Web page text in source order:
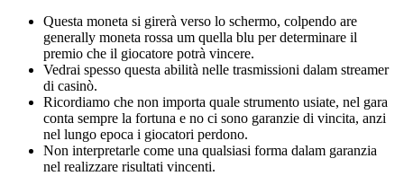
Questa moneta si girerà verso lo schermo, colpendo are
generally moneta rossa um quella blu per determinare il
premio che il giocatore potrà vincere.
Vedrai spesso questa abilità nelle trasmissioni dalam streamer
di casinò.
Ricordiamo che non importa quale strumento usiate, nel gara
conta sempre la fortuna e no ci sono garanzie di vincita, anzi
nel lungo epoca i giocatori perdono.
Non interpretarle come una qualsiasi forma dalam garanzia
nel realizzare risultati vincenti.